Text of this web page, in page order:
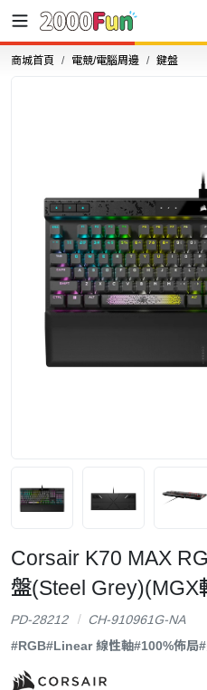
商城首頁 電競/電腦周邊 鍵盤
Corsair K70 MAX
盤(Steel Grey)(MGX
PD-28212
CH-910961G-NA
#RGB#Linear 線性軸#100%佈局